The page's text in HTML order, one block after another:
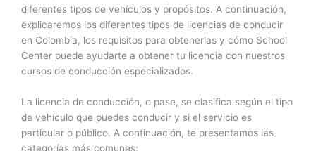
diferentes tipos de vehículos y propósitos. A continuación,
explicaremos los diferentes tipos de licencias de conducir
en Colombia, los requisitos para obtenerlas y cómo School
Center puede ayudarte a obtener tu licencia con nuestros
cursos de conducción especializados.
La licencia de conducción, o pase, se clasifica según el tipo
de vehículo que puedes conducir y si el servicio es
particular o público. A continuación, te presentamos las
categorías más comunes: